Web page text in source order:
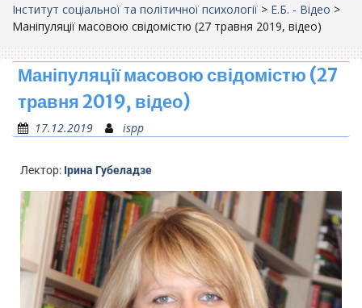
Інститут соціальної та політичної психології > Е.Б. - Відео >
Маніпуляції масовою свідомістю (27 травня 2019, відео)
Маніпуляції масовою свідомістю (27
травня 2019, відео)
17.12.2019 ispp
Лектор: Ірина Губеладзе